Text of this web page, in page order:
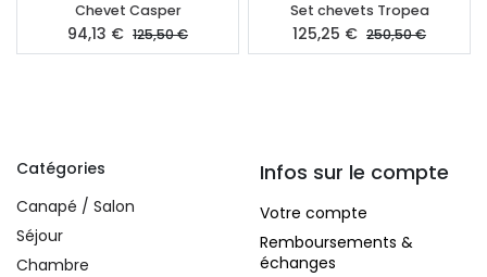
Chevet Casper
94,13 € 125,50€
Set chevets Tropea
125,25 € 250,50€
Catégories
Canapé / Salon
Séjour
Chambre
Infos sur le compte
Votre compte
Remboursements &
échanges